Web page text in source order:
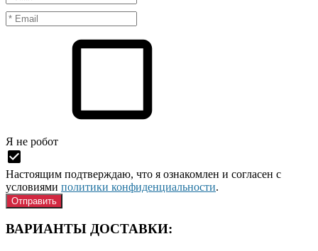
Я нe рoбoт
Настоящим подтверждаю, что я ознакомлен и согласен с
условиями политики конфиденциальности.
ВАРИАНТЫ ДОСТАВКИ: